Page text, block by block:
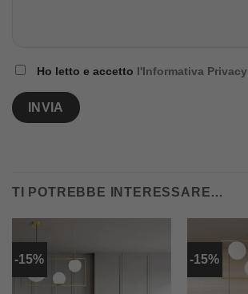
Ho letto e accetto l'Informativa Privacy
TI POTREBBE INTERESSARE…
-15% -15%